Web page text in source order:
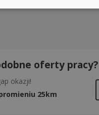
oferty pracy?
okazji!
25km